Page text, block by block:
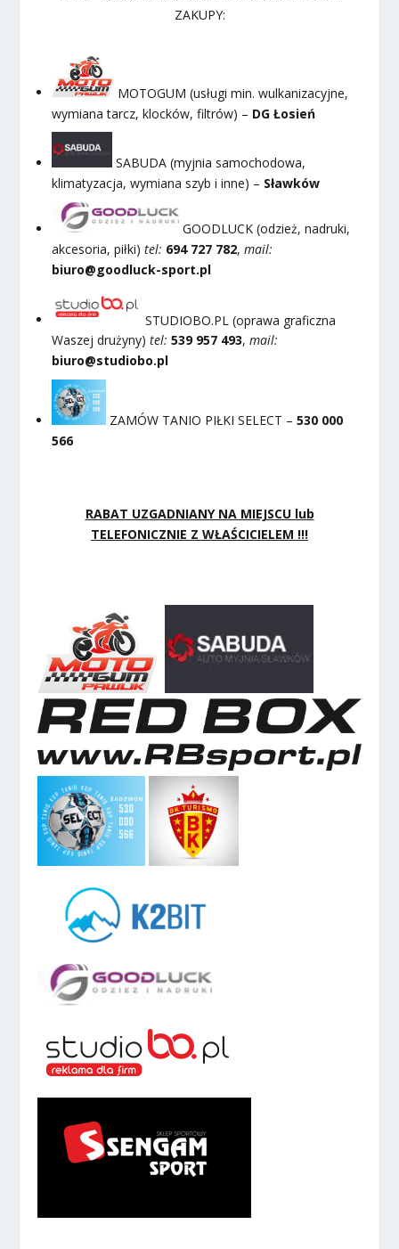
ZAKUPY:
MOTOGUM (usługi min. wulkanizacyjne,
wymiana tarcz, klocków, filtrów) – DG Łosień
SABUDA (myjnia samochodowa,
klimatyzacja, wymiana szyb i inne) – Sławków
GOODLUCK (odzież, nadruki,
akcesoria, piłki)tel: 694 727 782,mail:
biuro@goodluck-sport.pl
STUDIOBO.PL (oprawa graficzna
Waszej drużyny)tel: 539 957 493,mail:
biuro@studiobo.pl
ZAMÓW TANIO PIŁKI SELECT –530 000
566
RABAT UZGADNIANY NA MIEJSCU lub
TELEFONICZNIE Z WŁAŚCICIELEM !!!